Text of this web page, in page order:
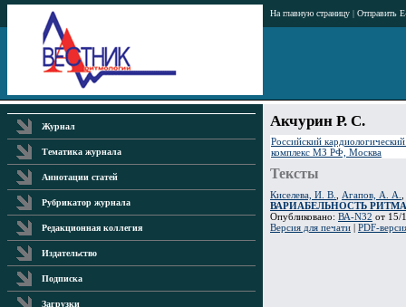
На главную страницу | Отправить
Журнал
Тематика журнала
Аннотации статей
Рубрикатор журнала
Редакционная коллегия
Издательство
Подписка
Загрузки
Акчурин Р. С.
Российский
комплекс МЗ РФ, Москва
Тексты
Киселева, И. В. Агапов, А. А.
ВАРИАБЕЛЬНОСТЬ
Опубликовано: ВА-N32 от 15/
Версия для печати | PDF-